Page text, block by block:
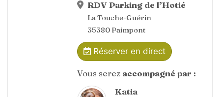
RDV Parking de l’Hotié
La Touche-Guérin
35380 Paimpont
Réserver en direct
Vous serez accompagné par :
Katia